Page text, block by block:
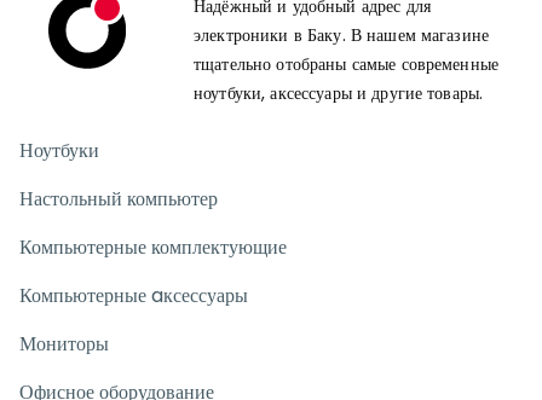
Надёжный и удобный адрес для
электроники в Баку. В нашем магазине
тщательно отобраны самые современные
ноутбуки, аксессуары и другие товары.
Ноутбуки
Настольный компьютер
Компьютерные комплектующие
Компьютерные aксессуары
Мониторы
Офисное оборудование